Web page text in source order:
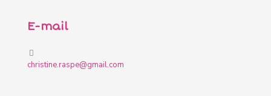
E-mail
christine.raspe@gmail.com